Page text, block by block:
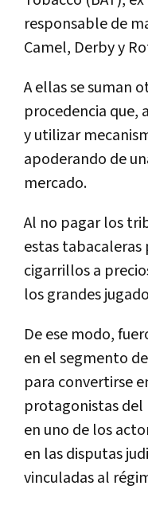
responsable de
Camel, Derby y
A ellas se suman
procedencia que,
y utilizar
apoderando de
mercado.
Al no pagar los
estas tabacaleras
cigarrillos a
los grandes
De ese modo,
en el segmento
para convertirse
protagonistas del
en uno de los
en las disputas
vinculadas al